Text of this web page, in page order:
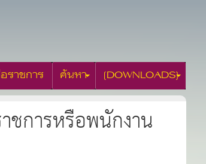
ราชการ ค้นหา [DOWNLOADS]
ชการหรือพนักงาน